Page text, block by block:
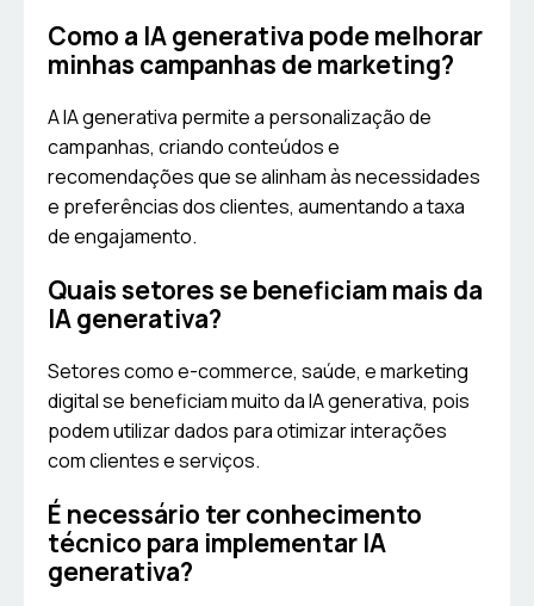
Como a IA generativa pode melhorar
minhas campanhas de marketing?
A IA generativa permite a personalização de
campanhas, criando conteúdos e
recomendações que se alinham às necessidades
e preferências dos clientes, aumentando a taxa
de engajamento.
Quais setores se beneficiam mais da
IA generativa?
Setores como e-commerce, saúde, e marketing
digital se beneficiam muito da IA generativa, pois
podem utilizar dados para otimizar interações
com clientes e serviços.
É necessário ter conhecimento
técnico para implementar IA
generativa?